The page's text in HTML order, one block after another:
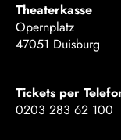
Theaterkasse
Opernplatz
47051 Duisburg
Tickets per
0203 283 62 100